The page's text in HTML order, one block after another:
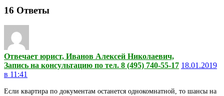
16 Ответы
Отвечает юрист, Иванов Алексей Николаевич,
Запись на консультацию по тел. 8 (495) 740-55-17 18.01.2019
в 11:41
Если квартира по документам останется однокомнатной, то шансы на